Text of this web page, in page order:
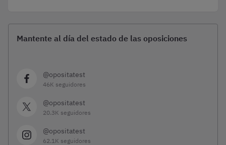
Mantente al día del estado de las oposiciones
@opositatest
46K seguidores
@opositatest
20.3K seguidores
@opositatest
62.1K seguidores